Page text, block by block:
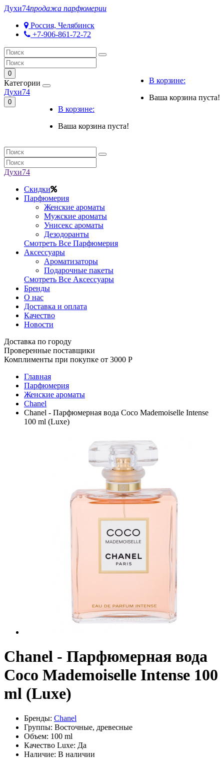
Духи74продажа парфюмерии
Россия, Челябинск
+7-906-861-72-72
0
В корзине:
Ваша корзина пуста!
Категории
Духи74
0
В корзине:
Ваша корзина пуста!
Духи74
Скидки
Парфюмерия
Женские ароматы
Мужские ароматы
Унисекс ароматы
Дезодоранты
Смотреть Все Парфюмерия
Аксессуары
Ароматизаторы
Подарочные пакеты
Смотреть Все Аксессуары
Бренды
О нас
Доставка и оплата
Качество
Новости
Доставка по городу
Проверенные поставщики
Комплименты при покупке от 3000 Р
Главная
Парфюмерия
Женские ароматы
Chanel
Chanel - Парфюмерная вода Coco Mademoiselle Intense
100 ml (Luxe)
Chanel - Парфюмерная вода
Coco Mademoiselle Intense 100
ml (Luxe)
Бренды: Chanel
Группы: Восточные, древесные
Объем: 100 ml
Качество Luxe: Да
Наличие: В наличии